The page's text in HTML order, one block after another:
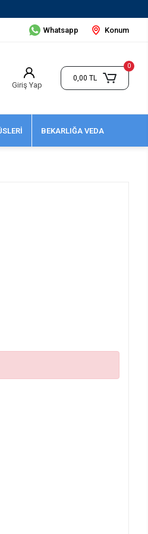
Whatsapp Konum
Giriş Yap
0
0,00 TL
BEKARLIĞA VEDA